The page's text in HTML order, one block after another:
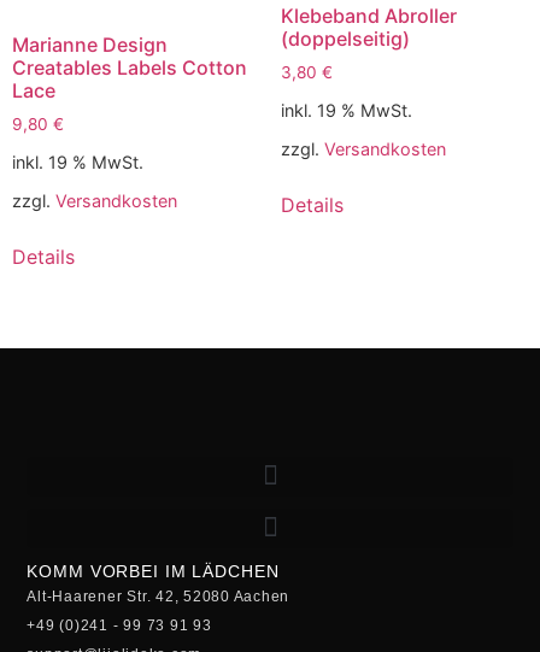
Marianne Design
Creatables Labels Cotton
Lace
9,80 €
inkl. 19 % MwSt.
zzgl. Versandkosten
Details
Klebeband Abroller
(doppelseitig)
3,80 €
inkl. 19 % MwSt.
zzgl. Versandkosten
Details
KOMM VORBEI IM LÄDCHEN
Alt-Haarener Str. 42, 52080 Aachen
+49 (0)241 - 99 73 91 93